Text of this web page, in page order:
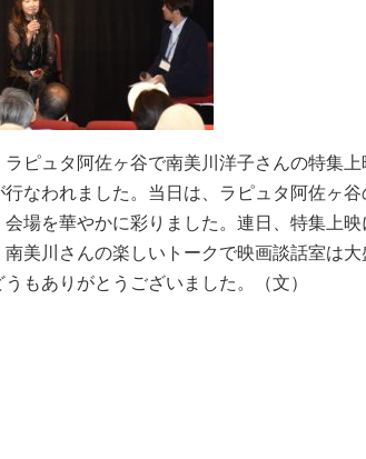
ピュタ阿佐ヶ谷で南美川洋子さんの特集
なわれました。当日は、ラピュタ阿佐ヶ
場を華やかに彩りました。連日、特集上
美川さんの楽しいトークで映画談話室は
もありがとうございました。（文）